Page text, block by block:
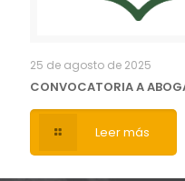
25 de agosto de 2025
CONVOCATORIA A
Leer más